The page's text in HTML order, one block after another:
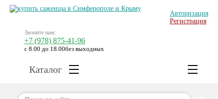
Звоните нам:
+7 (978) 875-41-96
с 8.00 до 18.00без выходных
Авторизация
Регистрация
Каталог